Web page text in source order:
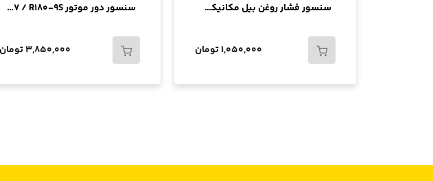
سنسور فشار روغن بیل مکانیکی کوماتسو PC200-6 PC300-7 PC220-6 PC220-7 PC200-7/08073-10505 /21E3-5001 / 6732-81-3140
1,050,000 تومان
سنسور دور موتور R170W-7 / R180-9S
3,850,000 تومان